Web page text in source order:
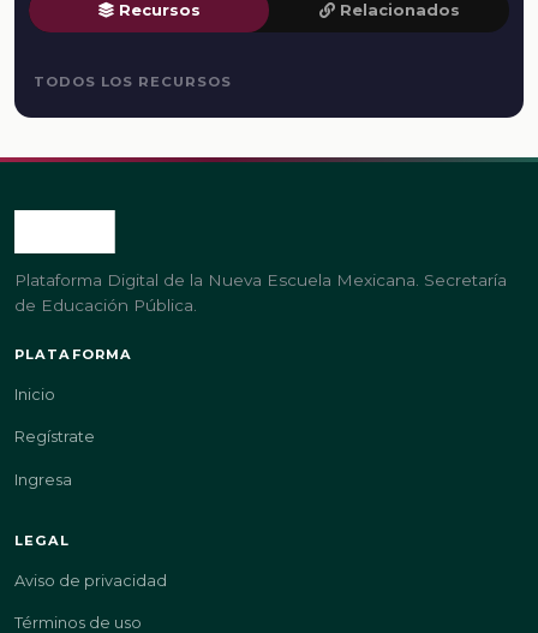
Recursos Relacionados
TODOS LOS RECURSOS
Plataforma Digital de la Nueva Escuela Mexicana. Secretaría
de Educación Pública.
PLATAFORMA
Inicio
Regístrate
Ingresa
LEGAL
Aviso de privacidad
Términos de uso